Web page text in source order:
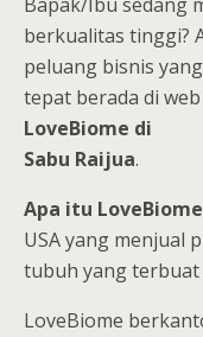
berkualitas tinggi?
peluang bisnis
tepat berada di
LoveBiome di
Sabu Raijua.
Apa itu LoveBiome
USA yang menjual
tubuh yang terbuat
LoveBiome